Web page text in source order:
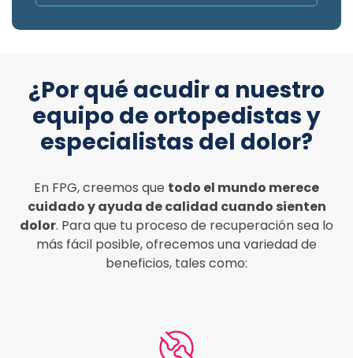
¿Por qué acudir a nuestro
equipo de ortopedistas y
especialistas del dolor?
En FPG, creemos que todo el mundo merece
cuidado y ayuda de calidad cuando sienten
dolor. Para que tu proceso de recuperación sea lo
más fácil posible, ofrecemos una variedad de
beneficios, tales como: